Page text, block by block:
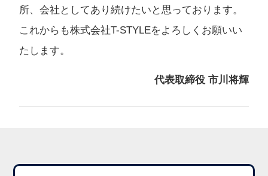
所、会社としてあり続けたいと思っております。
これからも株式会社T-STYLEをよろしくお願いい
たします。
代表取締役 市川将輝